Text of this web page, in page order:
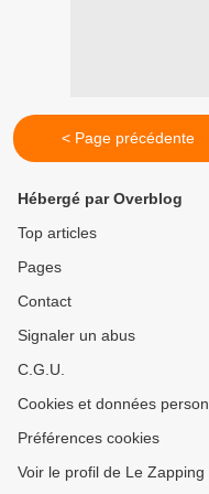
< Page précédente
Hébergé par Overblog
Top articles
Pages
Contact
Signaler un abus
C.G.U.
Cookies et données
Préférences cookies
Voir le profil de Le